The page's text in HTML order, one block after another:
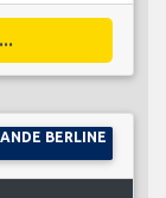
BERLINE